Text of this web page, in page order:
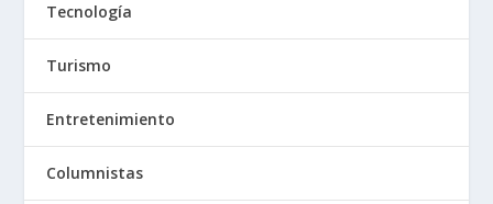
Tecnología
Turismo
Entretenimiento
Columnistas